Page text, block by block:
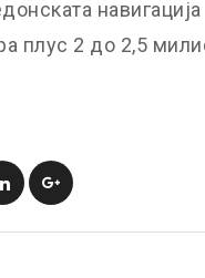
навигација
плус 2 до 2,5